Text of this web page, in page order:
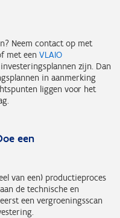
Neem contact op met
met een VLAIO
zijn. Dan
in aanmerking
liggen voor het
een
van een) productieproces
de technische en
een vergroeningsscan